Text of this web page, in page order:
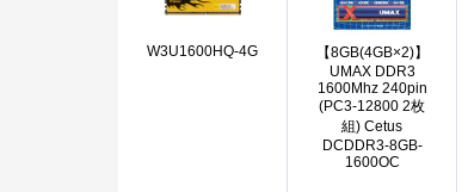
W3U1600HQ-4G
【8GB(4GB×2)】
UMAX DDR3
1600Mhz 240pin
(PC3-12800 2枚
組) Cetus
DCDDR3-8GB-
1600OC